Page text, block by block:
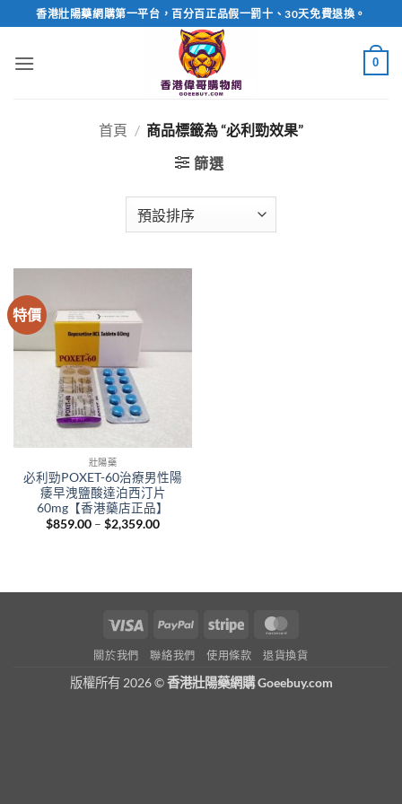
to
content
香港壯陽藥網購第一平台，百分百正品假一罰十、30天免費退換。
0
首頁 / 商品標籤為 “必利勁效果”
篩選
特價
壯陽藥
必利勁POXET-60治療男性陽
痿早洩鹽酸達泊西汀片
60mg【香港藥店正品】
$859.00 – $2,359.00Price
Visa PayPal Stripe
關於我們 聯絡我們 使用條款 退貨換貨
版權所有 2026 ©香港壯陽藥網購 Goeebuy.com